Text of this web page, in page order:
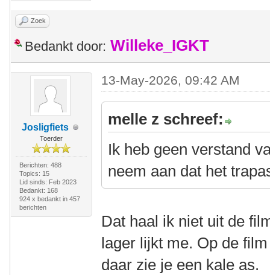
Zoek
Bedankt door: Willeke_IGKT
Josligfiets
Toerder
Berichten: 488
Topics: 15
Lid sinds: Feb 2023
Bedankt: 168
924 x bedankt in 457
berichten
13-May-2026, 09:42 AM
melle z schreef:
Ik heb geen verstand
neem aan dat het
Dat haal ik niet uit de
lager lijkt me. Op de
daar zie je een kale as.